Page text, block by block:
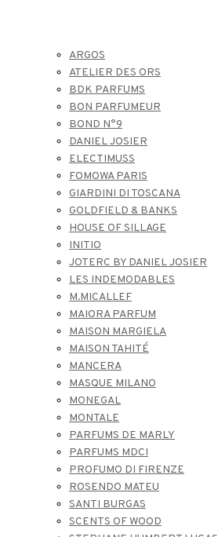
ARGOS
ATELIER DES ORS
BDK PARFUMS
BON PARFUMEUR
BOND N°9
DANIEL JOSIER
ELECTIMUSS
FOMOWA PARIS
GIARDINI DI TOSCANA
GOLDFIELD & BANKS
HOUSE OF SILLAGE
INITIO
JOTERC BY DANIEL JOSIER
LES INDEMODABLES
M.MICALLEF
MAIORA PARFUM
MAISON MARGIELA
MAISON TAHITÉ
MANCERA
MASQUE MILANO
MONEGAL
MONTALE
PARFUMS DE MARLY
PARFUMS MDCI
PROFUMO DI FIRENZE
ROSENDO MATEU
SANTI BURGAS
SCENTS OF WOOD